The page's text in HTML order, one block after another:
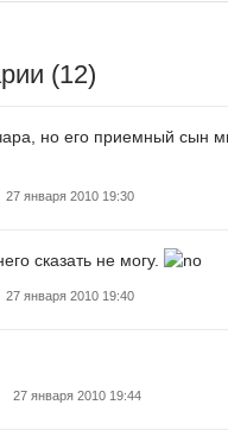
(12)
но его приемный сын
27 января 2010 19:30
сказать не могу.
27 января 2010 19:40
27 января 2010 19:44